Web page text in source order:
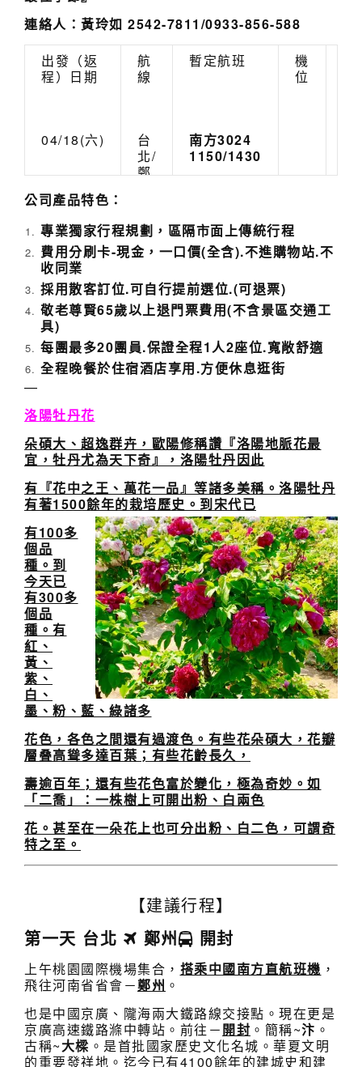
連絡人：黃玲如 2542-7811/0933-856-588
出發（返
程）日期
航
線
暫定航班
機
位
04/18(六)
台
北/
鄭
南方3024
1150/1430
05/02(六)
鄭
州/
台
南方3023
0810/1050
公司產品特色：
專業獨家行程規劃，區隔市面上傳統行程
費用分刷卡-現金，一口價(全含).不進購物站.不
收同業
採用散客訂位.可自行提前選位.(可退票)
敬老尊賢65歲以上退門票費用(不含景區交通工
具)
每團最多20團員.保證全程1人2座位.寬敞舒適
全程晚餐於住宿酒店享用.方便休息逛街
—
洛陽牡丹花
朵碩大、超逸群卉，歐陽修稱讚『洛陽地脈花最
宜，牡丹尤為天下奇』，洛陽牡丹因此
有『花中之王、萬花一品』等諸多美稱。洛陽牡丹
有著1500餘年的栽培歷史。到宋代已
有100多
個品
種。到
今天已
有300多
個品
種。有
紅、
黃、
紫、
白、
墨、粉、藍、綠諸多
花色，各色之間還有過渡色。有些花朵碩大，花瓣
層叠高聳多達百葉；有些花齡長久，
壽逾百年；還有些花色富於變化，極為奇妙。如
「二喬」：一株樹上可開出粉、白兩色
花。甚至在一朵花上也可分出粉、白二色，可謂奇
特之至。
【建議行程】
第一天 台北
鄭州 開封
上午桃園國際機場集合， 搭乘中國南方直航班機 ，
飛往河南省省會－鄭州 。
也是中國京廣、隴海兩大鐵路線交接點。現在更是
京廣高速鐵路滌中轉站。前往－開封 。簡稱~汴 。
古稱~大樑 。是首批國家歷史文化名城。華夏文明
的重要發祥地。迄今已有4100餘年的建城史和建